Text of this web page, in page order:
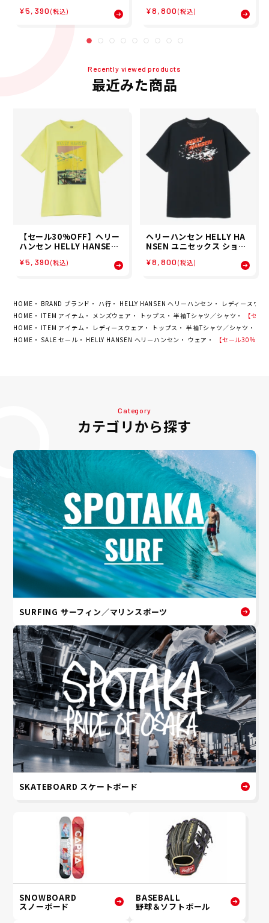
ーブランドスケープティー
S/S LANDSCAPE TEE 半袖
Tシャツ HE62640-LL 26S
¥5,390 (税込)
ンドティー S/S OCEAN WI
ND TEE 半袖 Tシャツ HE6
¥8,800 (税込)
Recently viewed products
最近みた商品
【セール30%OFF】ヘリー
ハンセン HELLY HANSEN
ーブランドスケープティー
¥5,390 (税込)
ヘリーハンセン HELLY HA
NSEN ユニセックス ショー
ンドティー S/S OCEAN WI
¥8,800 (税込)
HOME BRAND ブランド ハ行 HELLY HANSEN ヘリーハンセン
レディースウェ
HOME
ITEM アイテム メンズウェア トップス 半袖Tシャツ／シャツ
【セー
HOME
ITEM アイテム レディースウェア トップス 半袖Tシャツ／シャツ
HOME
SALE セール HELLY HANSEN ヘリーハンセン ウェア 【セール
Category
カテゴリから探す
SURFING サーフィン／マリンスポーツ
SKATEBOARD スケートボード
SNOWBOARD
スノーボード
BASEBALL
野球＆ソフトボール